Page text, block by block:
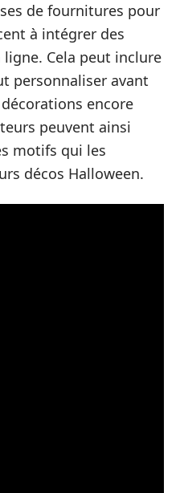
de fournitures pour
à intégrer des
Cela peut inclure
personnaliser avant
encore
peuvent ainsi
motifs qui les
décos Halloween.